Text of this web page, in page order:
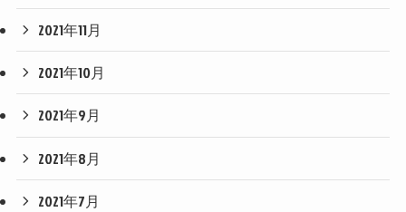
2021年11月
2021年10月
2021年9月
2021年8月
2021年7月